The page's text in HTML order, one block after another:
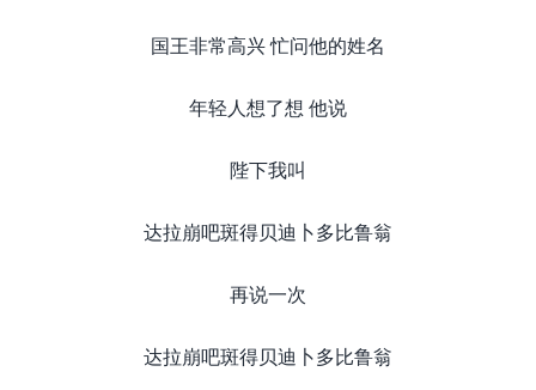
国王非常高兴 忙问他的姓名
年轻人想了想 他说
陛下我叫
达拉崩吧斑得贝迪卜多比鲁翁
再说一次
达拉崩吧斑得贝迪卜多比鲁翁